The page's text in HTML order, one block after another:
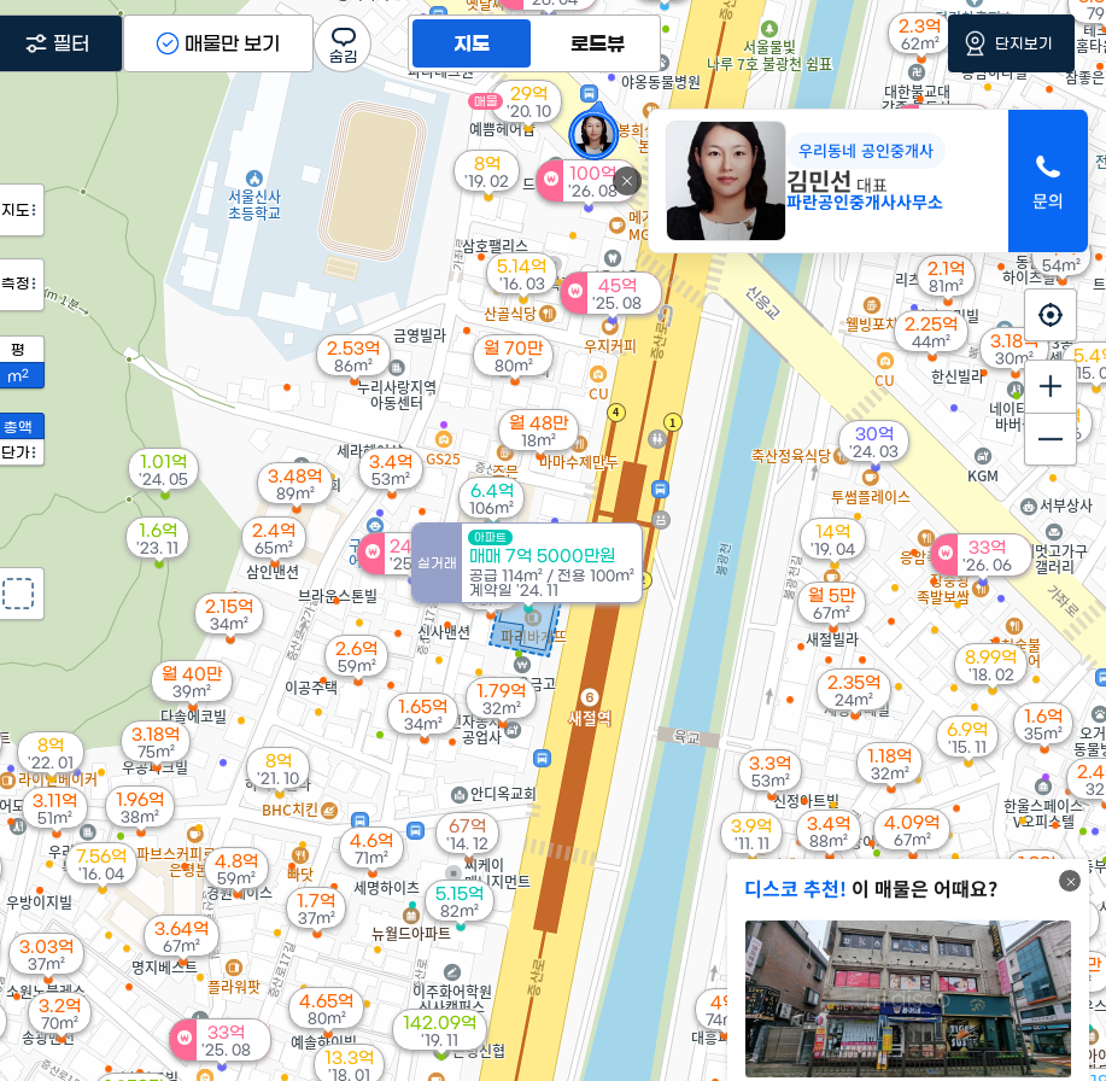
100억
'26. 08
29억
'20. 10
매물
월 48만
18m²
3.11억
51m²
2.3억
61m²
33억
'26. 06
3.64억
67m²
4.6억
71m²
2.6억
59m²
3.59억
83m²
2.88억
4.13억
44m²
월 70만
80m²
2.53억
86m²
월 70만
34m²
1.7억
37m²
4.65억
80m²
3.48억
89m²
4.8억
59m²
5.2억
78m²
4억
74m²
3억
4.09억
67m²
1.65억
34m²
월 74만
40m²
월 40만
39m²
3.18억
75m²
6.4억
106m²
3.4억
53m²
24.3억
'25. 08
45억
'25. 08
33억
'25. 08
월 5만
67m²
1.9억
2.15억
34m²
1.18억
32m²
3.03억
37m²
3.4억
88m²
실거래
아파트
매매 7억 5000만원
공급 114m² / 전용 100m²
계약일 '24. 11
4.13억
2.25억
44m² 3.18억
30m²
4억
54m²
1.01억
'24. 05
30억
'24. 03
1.6억
'23. 11
1.6억
35m²
3.3억
53m²
8억
'22. 01
2.35억
24m²
8억
'21. 10
3.2억
70m²
2.3억
62m²
5.15억
82m²
2.4억
65m²
2.1억
81m²
1.79억
32m²
142.09억
'19. 11
1.96억
38m²
14억
'19. 04
8억
'19. 02
8.99억
'18. 02
13.3억
'18. 01
4.6억
'16. 06
7.56억
'16. 04
5.14억
'16. 03
6.9억
'15. 11
35m²
5.4
'15.
67억
'14. 12
3.9억
'11. 11
디스코 추천! 이 매물은 어때요?
우리동네 공인중개사
김민선 대표
파란공인중개사사무소
지도 로드뷰
지도
측정
평
m2
총액
단가
필터 매물만 보기 단지보기